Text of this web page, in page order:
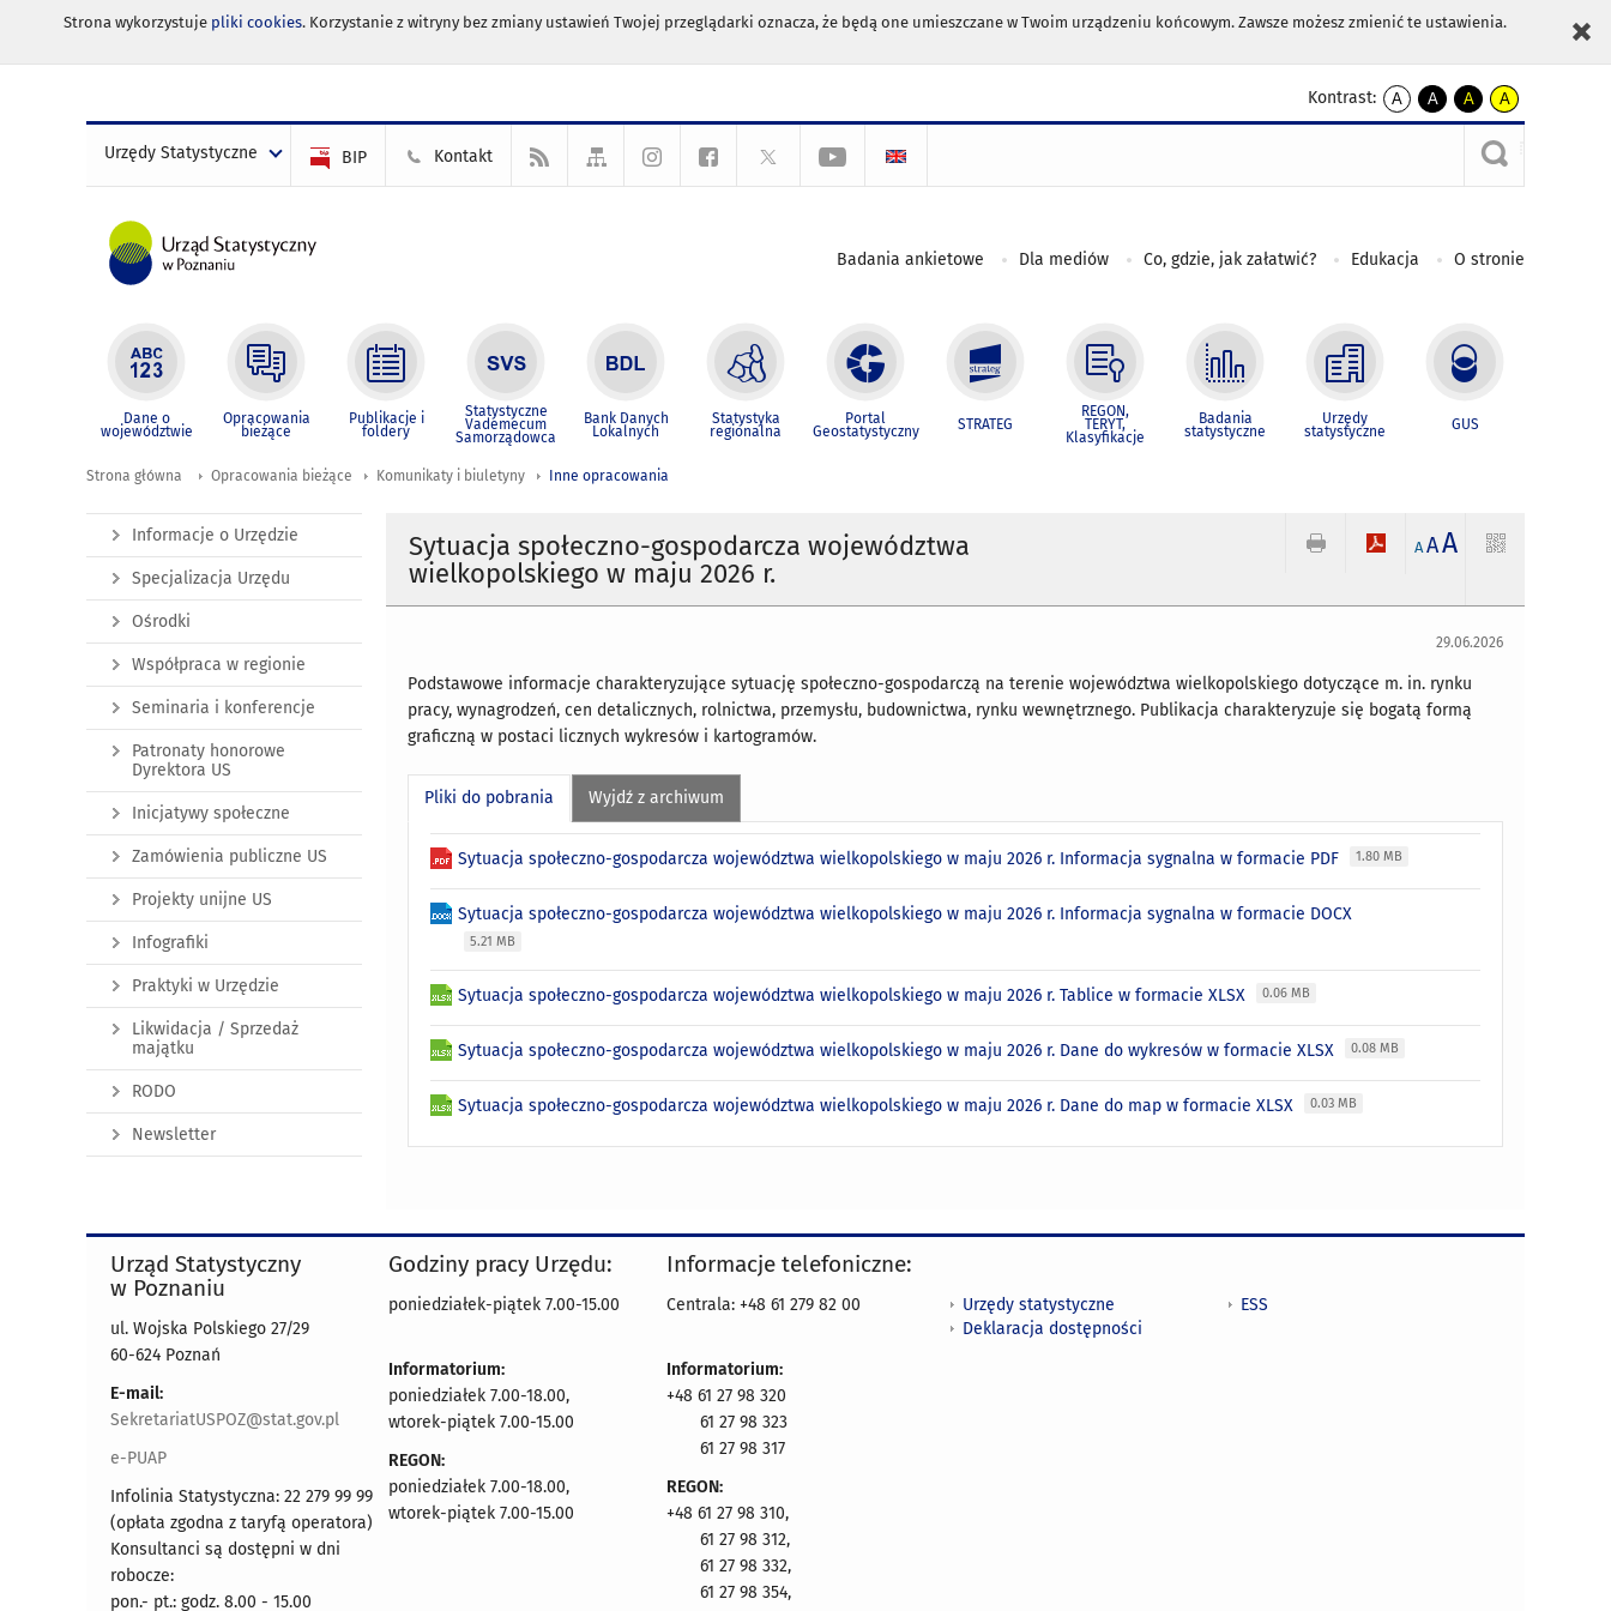
Strona wykorzystuje pliki cookies. Korzystanie z witryny bez zmiany ustawień Twojej przeglądarki oznacza, że będą one umieszczane w Twoim urządzeniu końcowym. Zawsze możesz zmienić te ustawienia.
Kontrast:
A
kontrast
A
kontrast
czarnym
A
kontrast
żółty
tekst
czarnym
A
kontrast
czarny
tekst
żółtym
Urzędy Statystyczne BIP Kontakt
Badania ankietowe Dla mediów Co, gdzie, jak załatwić? Edukacja O stronie
Dane o
województwie
Opracowania
bieżące
Publikacje i
foldery
Statystyczne
Vademecum
Samorządowca
Bank Danych
Lokalnych
Statystyka
regionalna
Portal
Geostatystyczny STRATEG
REGON,
TERYT,
Klasyfikacje
Badania
statystyczne
Urzędy
statystyczne GUS
Strona główna Opracowania bieżące Komunikaty i biuletyny Inne opracowania
Sytuacja społeczno-gospodarcza województwa
wielkopolskiego w maju 2026 r.
A AA
29.06.2026
Podstawowe informacje charakteryzujące sytuację społeczno-gospodarczą na terenie województwa wielkopolskiego dotyczące m. in. rynku
pracy, wynagrodzeń, cen detalicznych, rolnictwa, przemysłu, budownictwa, rynku wewnętrznego. Publikacja charakteryzuje się bogatą formą
graficzną w postaci licznych wykresów i kartogramów.
Pliki do pobrania Wyjdź z archiwum
Sytuacja społeczno-gospodarcza województwa wielkopolskiego w maju 2026 r. Informacja sygnalna w formacie PDF 1.80 MB
Sytuacja społeczno-gospodarcza województwa wielkopolskiego w maju 2026 r. Informacja sygnalna w formacie DOCX
5.21 MB
Sytuacja społeczno-gospodarcza województwa wielkopolskiego w maju 2026 r. Tablice w formacie XLSX 0.06 MB
Sytuacja społeczno-gospodarcza województwa wielkopolskiego w maju 2026 r. Dane do wykresów w formacie XLSX 0.08 MB
Sytuacja społeczno-gospodarcza województwa wielkopolskiego w maju 2026 r. Dane do map w formacie XLSX 0.03 MB
Informacje o Urzędzie
Specjalizacja Urzędu
Ośrodki
Współpraca w regionie
Seminaria i konferencje
Patronaty honorowe
Dyrektora US
Inicjatywy społeczne
Zamówienia publiczne US
Projekty unijne US
Infografiki
Praktyki w Urzędzie
Likwidacja / Sprzedaż
majątku
RODO
Newsletter
Urząd Statystyczny
w Poznaniu
ul. Wojska Polskiego 27/29
60-624 Poznań
E-mail:
SekretariatUSPOZ@stat.gov.pl
e-PUAP
Infolinia Statystyczna: 22 279 99 99
(opłata zgodna z taryfą operatora)
Konsultanci są dostępni w dni
robocze:
pon.- pt.: godz. 8.00 - 15.00
Godziny pracy Urzędu:
poniedziałek-piątek 7.00-15.00
Informatorium:
poniedziałek 7.00-18.00,
wtorek-piątek 7.00-15.00
REGON:
poniedziałek 7.00-18.00,
wtorek-piątek 7.00-15.00
Informacje telefoniczne:
Centrala: +48 61 279 82 00
Informatorium:
+48 61 27 98 320
61 27 98 323
61 27 98 317
REGON:
+48 61 27 98 310,
61 27 98 312,
61 27 98 332,
61 27 98 354,
Urzędy statystyczne
Deklaracja dostępności
ESS